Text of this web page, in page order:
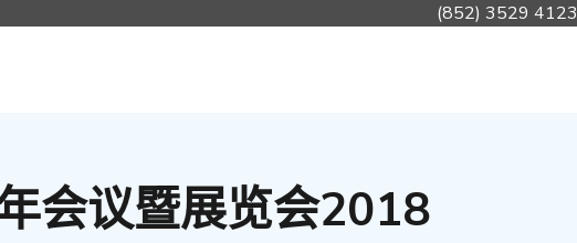
(852) 3529 4123
会议暨展览会2018